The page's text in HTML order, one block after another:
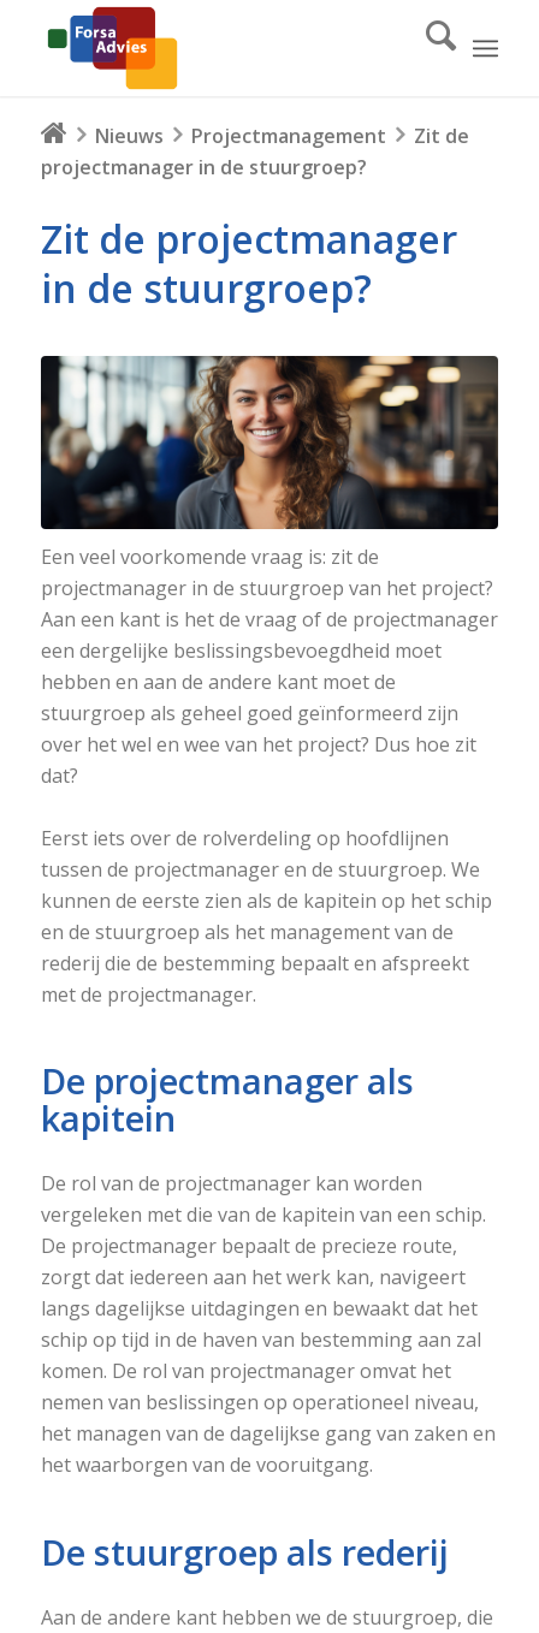
Nieuws Projectmanagement
Zit de
projectmanager in de stuurgroep?
Zit de projectmanager
in de stuurgroep?
Een veel voorkomende vraag is: zit de
projectmanager in de stuurgroep van het project?
Aan een kant is het de vraag of de projectmanager
een dergelijke beslissingsbevoegdheid moet
hebben en aan de andere kant moet de
stuurgroep als geheel goed geïnformeerd zijn
over het wel en wee van het project? Dus hoe zit
dat?
Eerst iets over de rolverdeling op hoofdlijnen
tussen de projectmanager en de stuurgroep. We
kunnen de eerste zien als de kapitein op het schip
en de stuurgroep als het management van de
rederij die de bestemming bepaalt en afspreekt
met de projectmanager.
De projectmanager als
kapitein
De rol van de projectmanager kan worden
vergeleken met die van de kapitein van een schip.
De projectmanager bepaalt de precieze route,
zorgt dat iedereen aan het werk kan, navigeert
langs dagelijkse uitdagingen en bewaakt dat het
schip op tijd in de haven van bestemming aan zal
komen. De rol van projectmanager omvat het
nemen van beslissingen op operationeel niveau,
het managen van de dagelijkse gang van zaken en
het waarborgen van de vooruitgang.
De stuurgroep als rederij
Aan de andere kant hebben we de stuurgroep, die